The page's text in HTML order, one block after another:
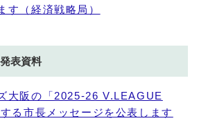
す（経済戦略局）
表資料
大阪の「2025-26 V.LEAGUE
る市長メッセージを公表します